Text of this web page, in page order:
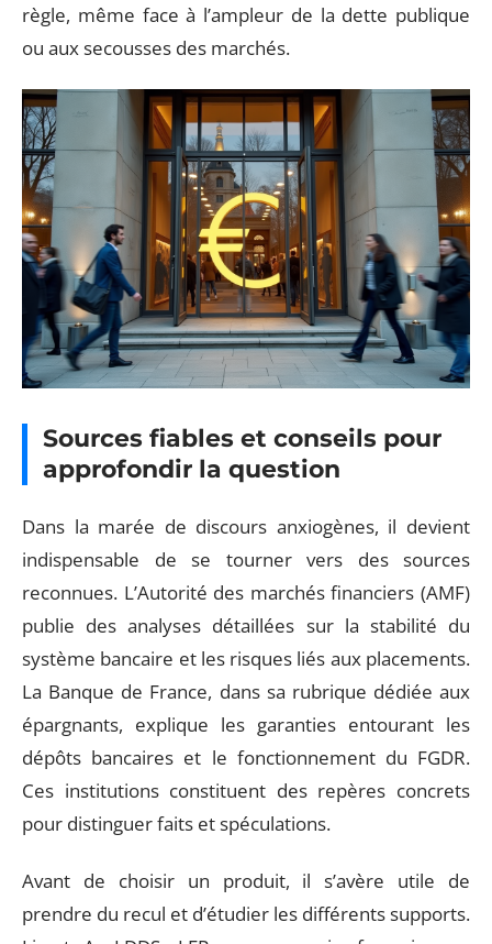
règle, même face à l’ampleur de la dette publique
ou aux secousses des marchés.
Sources fiables et conseils pour
approfondir la question
Dans la marée de discours anxiogènes, il devient
indispensable de se tourner vers des sources
reconnues. L’Autorité des marchés financiers (AMF)
publie des analyses détaillées sur la stabilité du
système bancaire et les risques liés aux placements.
La Banque de France, dans sa rubrique dédiée aux
épargnants, explique les garanties entourant les
dépôts bancaires et le fonctionnement du FGDR.
Ces institutions constituent des repères concrets
pour distinguer faits et spéculations.
Avant de choisir un produit, il s’avère utile de
prendre du recul et d’étudier les différents supports.